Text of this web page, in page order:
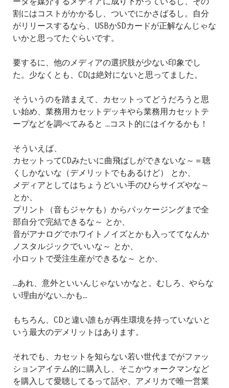
割にはコストがかかるし、ついでにかさばるし。自分
がリリースするなら、USBかSDカードが正解なんじゃな
いかと思ってたぐらいです。
要するに、他のメディアの選択肢が少ない印象でし
た。少なくとも、CDは絶対にないと思ってました。
そういうのを踏まえて、カセットってどうだろうと思
い始め、業務用カセットデッキやら業務用カセットテ
ープなどを調べてみると ...コスト的にはイケるかも！
そういえば、
カセットってCDみたいに曲飛ばしができないな～＝聴
くしかないな（デメリットでもあるけど） とか、
メディアとしてはちょうどいい手のひらサイズやな～
とか、
プリント（音もジャケも）からパッケージングまで全
部自分で完結できるな～ とか、
音がアナログでホワイトノイズとかも入っててなんか
ノスタルジックでいいな～ とか、
小ロットで受注生産ができるな～ とか、
...あれ、意外といいんじゃないかなと。むしろ、やらな
い理由がない...かも...
もちろん、CDと違い誰もが再生環境を持っていないと
いう最大のデメリットはあります。
それでも、カセットを知らない若い世代までがファッ
ションアイテム的に購入し、そこかウォークマンなど
を購入して愛聴してるって話や、アメリカで唯一営業